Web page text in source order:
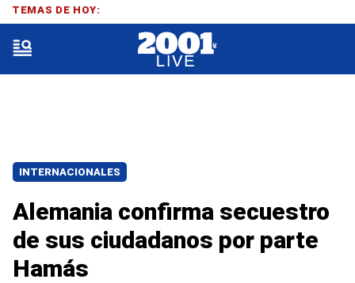
INTERNACIONALES
Alemania confirma secuestro
de sus ciudadanos por parte
Hamás
TEMAS DE HOY: